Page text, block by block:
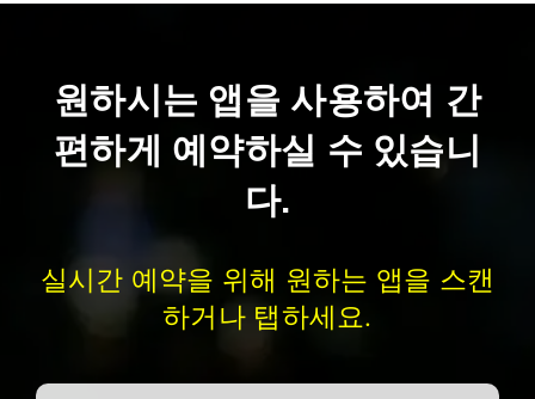
원하시는 앱을 사용하여 간
편하게 예약하실 수 있습니
다.
실시간 예약을 위해 원하는 앱을 스캔
하거나 탭하세요.